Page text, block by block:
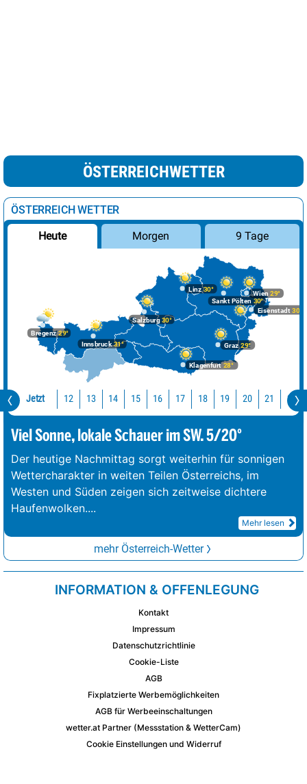
ÖSTERREICHWETTER
ÖSTERREICH WETTER
Heute Morgen 9 Tage
Bregenz29°
Graz29°
Innsbruck31°
Klagenfurt 28°
Linz30°
Salzburg30°
Wien 29°
Eisenstadt 30°
Sankt Pölten 30°
Jetzt 12 13 14 15 16 17 18 19 20 21 22
Viel Sonne, lokale Schauer im SW. 5/20°
Der heutige Nachmittag sorgt weiterhin für sonnigen
Wettercharakter in weiten Teilen Österreichs, im
Westen und Süden zeigen sich zeitweise dichtere
Haufenwolken....
Mehr lesen
mehr Österreich-Wetter
INFORMATION & OFFENLEGUNG
Kontakt
Impressum
Datenschutzrichtlinie
Cookie-Liste
AGB
Fixplatzierte Werbemöglichkeiten
AGB für Werbeeinschaltungen
wetter.at Partner (Messstation & WetterCam)
Cookie Einstellungen und Widerruf